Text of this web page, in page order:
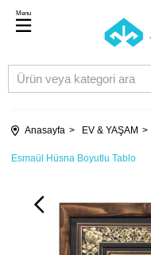
Menu
Anasayfa EV & YAŞAM
Esmaül Hüsna Boyutlu Tablo